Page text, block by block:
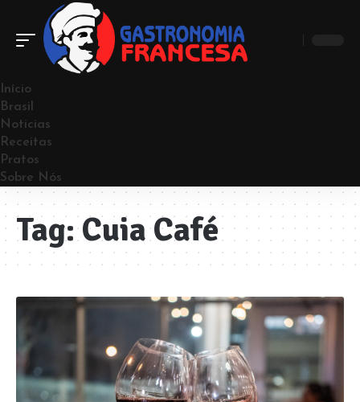
Início
Brasil
Noticias
Receitas
Pratos
Sobre Nós
Tag:Cuia Café